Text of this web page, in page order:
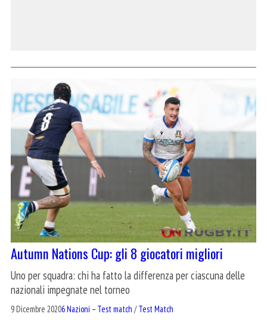
Autumn Nations Cup: gli 8 giocatori migliori
Uno per squadra: chi ha fatto la differenza per ciascuna delle
nazionali impegnate nel torneo
9 Dicembre 20206 Nazioni – Test match /Test Match